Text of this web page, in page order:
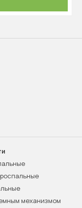
механизмом